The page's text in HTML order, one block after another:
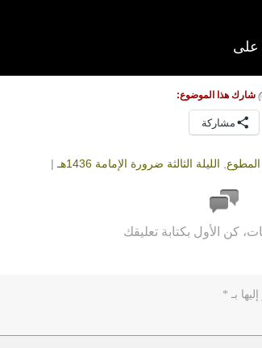
شارك هذا الموضوع:
مشاركة
الليلة الثالثة ضرورة الإمامة 1436هـ |
كن الأول بكتابة تعليقك
بـ *